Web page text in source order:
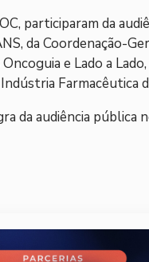
participaram da
da Coordenação-
e Lado a
Farmacêutica
da audiência pública